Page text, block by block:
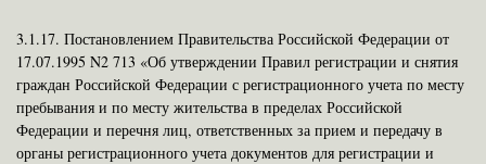
3.1.17. Постановлением Правительства Российской Федерации от
17.07.1995 N2 713 «Об утверждении Правил регистрации и снятия
граждан Российской Федерации с регистрационного учета по месту
пребывания и по месту жительства в пределах Российской
Федерации и перечня лиц, ответственных за прием и передачу в
органы регистрационного учета документов для регистрации и